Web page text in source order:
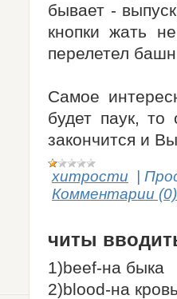
бывает -
кнопки жать
перелетел
Самое
будет паук,
закончится и
хитрости
Комментарии (0)
читы
1)beef-на быка
2)blood-на